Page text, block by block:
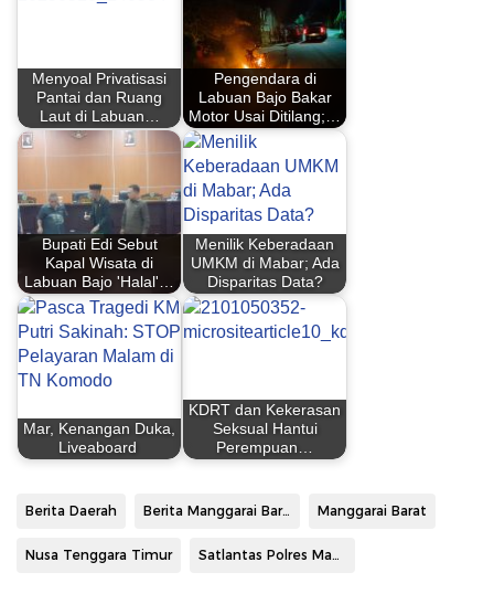
Menyoal Privatisasi
Pantai dan Ruang
Laut di Labuan…
Pengendara di
Labuan Bajo Bakar
Motor Usai Ditilang;…
Bupati Edi Sebut
Kapal Wisata di
Labuan Bajo 'Halal'…
Menilik Keberadaan
UMKM di Mabar; Ada
Disparitas Data?
Mar, Kenangan Duka,
Liveaboard
KDRT dan Kekerasan
Seksual Hantui
Perempuan…
Berita Daerah Berita Manggarai Barat Manggarai Barat
Nusa Tenggara Timur Satlantas Polres Manggarai Barat